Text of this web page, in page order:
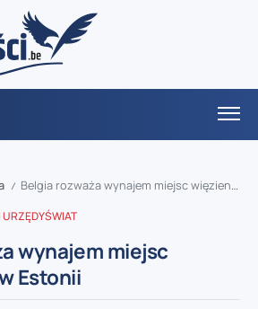
/ Belgia rozważa wynajem miejsc więziennych w Estonii
URZĘDYŚWIAT
wynajem miejsc
Estonii